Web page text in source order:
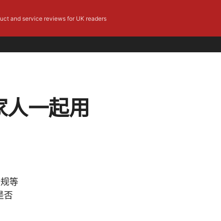
and service reviews for UK readers
一起用
等
否